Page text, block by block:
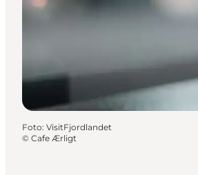
Foto: VisitFjordlandet
© Cafe Ærligt